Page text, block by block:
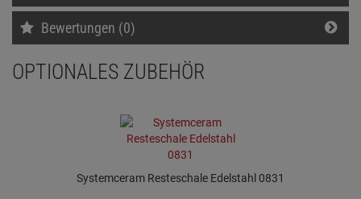
Bewertungen (0)
OPTIONALES ZUBEHÖR
Systemceram Resteschale Edelstahl 0831